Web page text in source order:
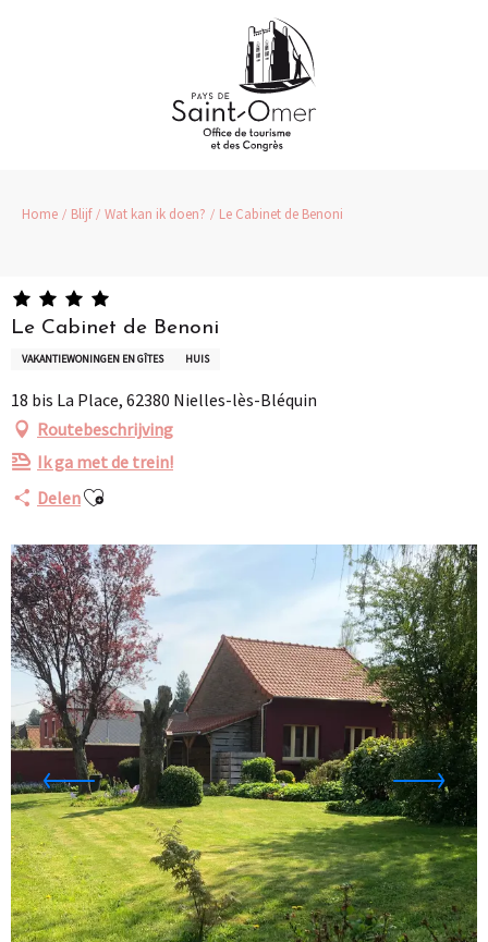
Home Blijf Wat kan ik doen? Le Cabinet de Benoni
Le Cabinet de Benoni
VAKANTIEWONINGEN EN GÎTES HUIS
18 bis La Place, 62380 Nielles-lès-Bléquin
Routebeschrijving
Ik ga met de trein!
DelenAjouter aux favoris